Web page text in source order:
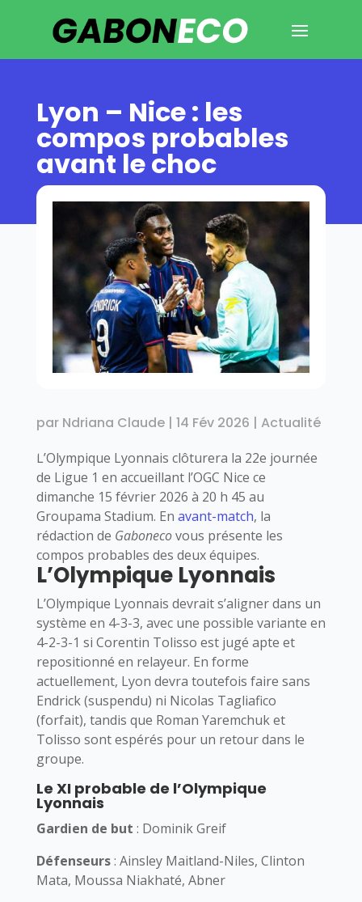
Lyon – Nice : les
compos probables
avant le choc
par Ndriana Claude| 14 Fév 2026 | Actualité
L’Olympique Lyonnais clôturera la 22e journée
de Ligue 1 en accueillant l’OGC Nice ce
dimanche 15 février 2026 à 20 h 45 au
Groupama Stadium. En avant-match, la
rédaction de Gabonecovous présente les
compos probables des deux équipes.
L’Olympique Lyonnais
L’Olympique Lyonnais devrait s’aligner dans un
système en 4-3-3, avec une possible variante en
4-2-3-1 si Corentin Tolisso est jugé apte et
repositionné en relayeur. En forme
actuellement, Lyon devra toutefois faire sans
Endrick (suspendu) ni Nicolas Tagliafico
(forfait), tandis que Roman Yaremchuk et
Tolisso sont espérés pour un retour dans le
groupe.
Le XI probable de l’Olympique
Lyonnais
Gardien de but : Dominik Greif
Défenseurs: Ainsley Maitland-Niles, Clinton
Mata, Moussa Niakhaté, Abner